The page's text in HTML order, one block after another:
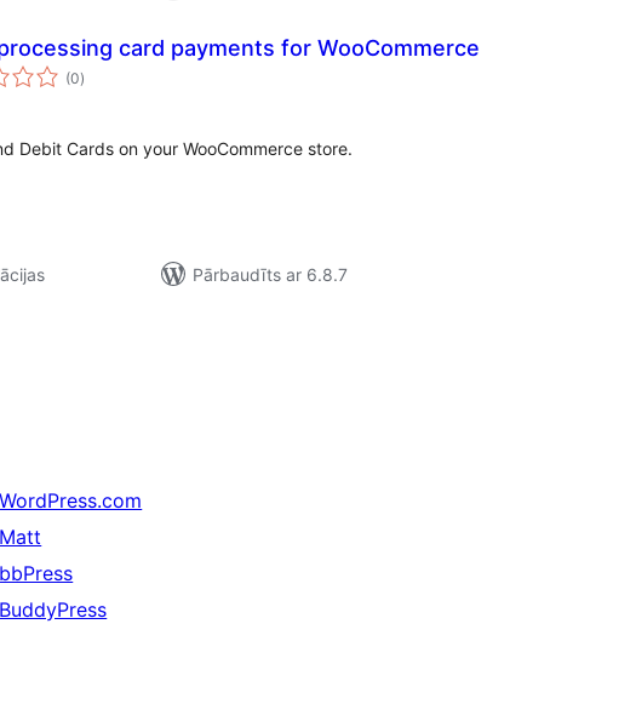
card payments for WooCommerce
(0vērtējumu
kopsumma
)
Debit Cards on your WooCommerce store.
Pārbaudīts ar 6.8.7
WordPress.com
Matt
bbPress
BuddyPress